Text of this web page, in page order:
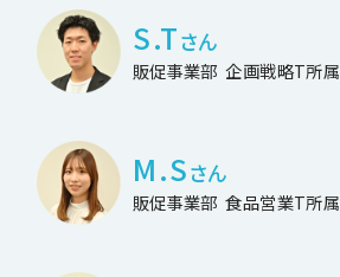
S.Tさん
販促事業部 企画戦略T所属
M.Sさん
販促事業部 食品営業T所属